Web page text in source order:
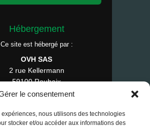
le consentement
nous utilisons des technologies
stocker et/ou accéder aux informations des
Hébergement
Ce site est hébergé par :
OVH SAS
2 rue Kellermann
59100 Roubaix
France